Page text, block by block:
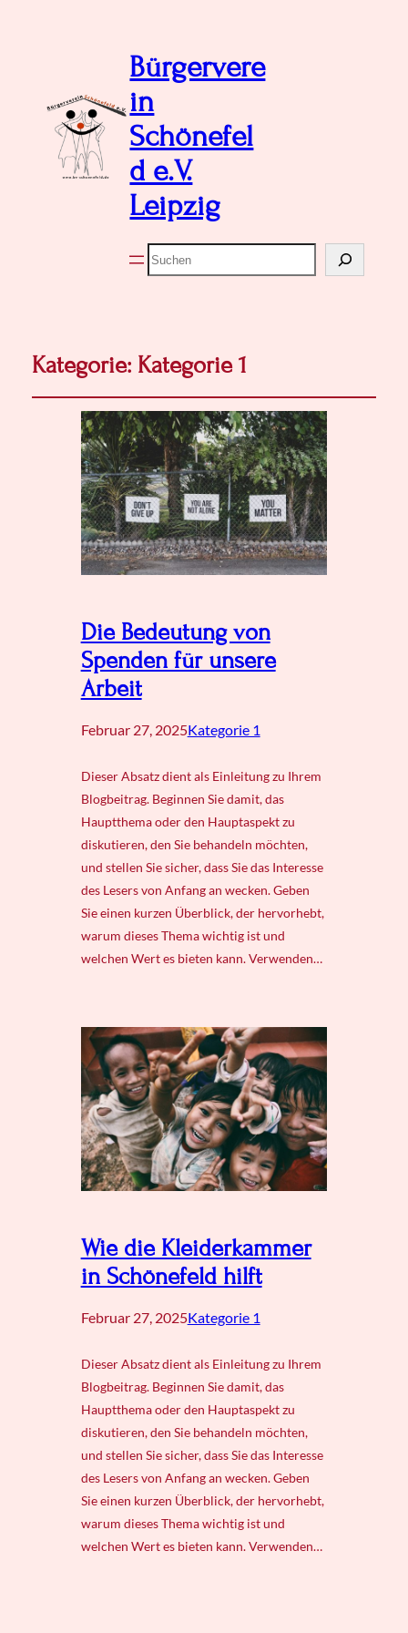
Bürgervere
in
Schönefel
d e.V.
Leipzig
Suchen
Kategorie: Kategorie 1
Die Bedeutung von
Spenden für unsere
Arbeit
Februar 27, 2025Kategorie 1
Dieser Absatz dient als Einleitung zu Ihrem
Blogbeitrag. Beginnen Sie damit, das
Hauptthema oder den Hauptaspekt zu
diskutieren, den Sie behandeln möchten,
und stellen Sie sicher, dass Sie das Interesse
des Lesers von Anfang an wecken. Geben
Sie einen kurzen Überblick, der hervorhebt,
warum dieses Thema wichtig ist und
welchen Wert es bieten kann. Verwenden…
Wie die Kleiderkammer
in Schönefeld hilft
Februar 27, 2025Kategorie 1
Dieser Absatz dient als Einleitung zu Ihrem
Blogbeitrag. Beginnen Sie damit, das
Hauptthema oder den Hauptaspekt zu
diskutieren, den Sie behandeln möchten,
und stellen Sie sicher, dass Sie das Interesse
des Lesers von Anfang an wecken. Geben
Sie einen kurzen Überblick, der hervorhebt,
warum dieses Thema wichtig ist und
welchen Wert es bieten kann. Verwenden…